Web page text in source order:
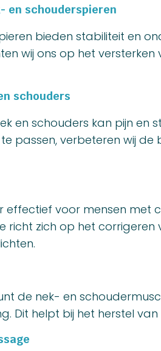
en schouderspieren
bieden stabiliteit en
wij ons op het
schouders
en schouders kan pijn en
passen, verbeteren wij
effectief voor mensen met
richt zich op het
de nek- en
Dit helpt bij het herstel